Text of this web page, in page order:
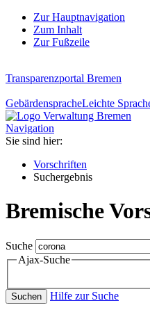
Zur Hauptnavigation
Zum Inhalt
Zur Fußzeile
Transparenzportal Bremen
GebärdenspracheLeichte
Navigation
Sie sind hier:
Vorschriften
Suchergebnis
Bremische
Suche
Ajax-Suche
Suchen Hilfe zur Suche